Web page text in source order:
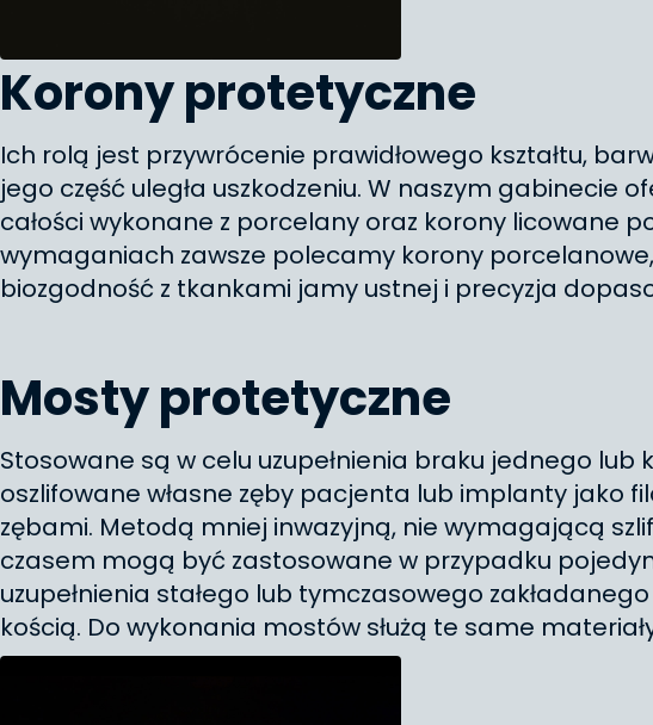
Korony protetyczne
Ich rolą jest przywrócenie prawidłowego kształtu,
jego część uległa uszkodzeniu. W naszym gabinecie
całości wykonane z porcelany oraz korony licowane
wymaganiach zawsze polecamy korony
biozgodność z tkankami jamy ustnej i precyzja
Mosty protetyczne
Stosowane są w celu uzupełnienia braku jednego lub
oszlifowane własne zęby pacjenta lub implanty jako
zębami. Metodą mniej inwazyjną, nie wymagającą
czasem mogą być zastosowane w przypadku
uzupełnienia stałego lub tymczasowego
kością. Do wykonania mostów służą te same